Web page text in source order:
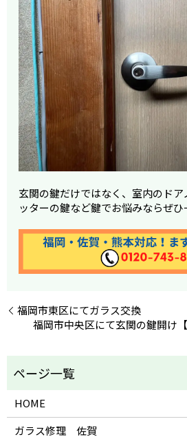
玄関の鍵だけではなく、室内のド
ッターの鍵など鍵でお悩みならぜひ
福岡市東区にてガラス交換
福岡市中央区にて玄関の鍵開け
HOME
ガラス修理 佐賀